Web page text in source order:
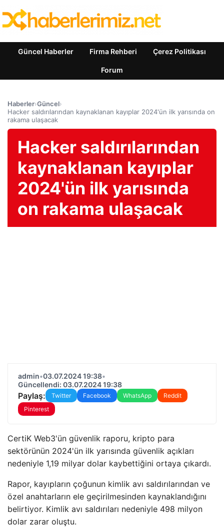
Güncel Haberler Firma Rehberi Çerez Politikası
Forum
Haberler›Güncel›
Hacker saldırılarından kaynaklanan kayıplar 2024'ün ilk yarısında on
rakama ulaşacak
Hacker saldırılarından
kaynaklanan kayıplar
2024'ün ilk yarısında
on rakama ulaşacak
admin•03.07.2024 19:38•
Güncellendi: 03.07.2024 19:38
Paylaş: Twitter Facebook WhatsApp
Reddit
Pinterest
CertiK Web3'ün güvenlik raporu, kripto para
sektörünün 2024'ün ilk yarısında güvenlik açıkları
nedeniyle 1,19 milyar dolar kaybettiğini ortaya çıkardı.
Rapor, kayıpların çoğunun kimlik avı saldırılarından ve
özel anahtarların ele geçirilmesinden kaynaklandığını
belirtiyor. Kimlik avı saldırıları nedeniyle 498 milyon
dolar zarar oluştu.